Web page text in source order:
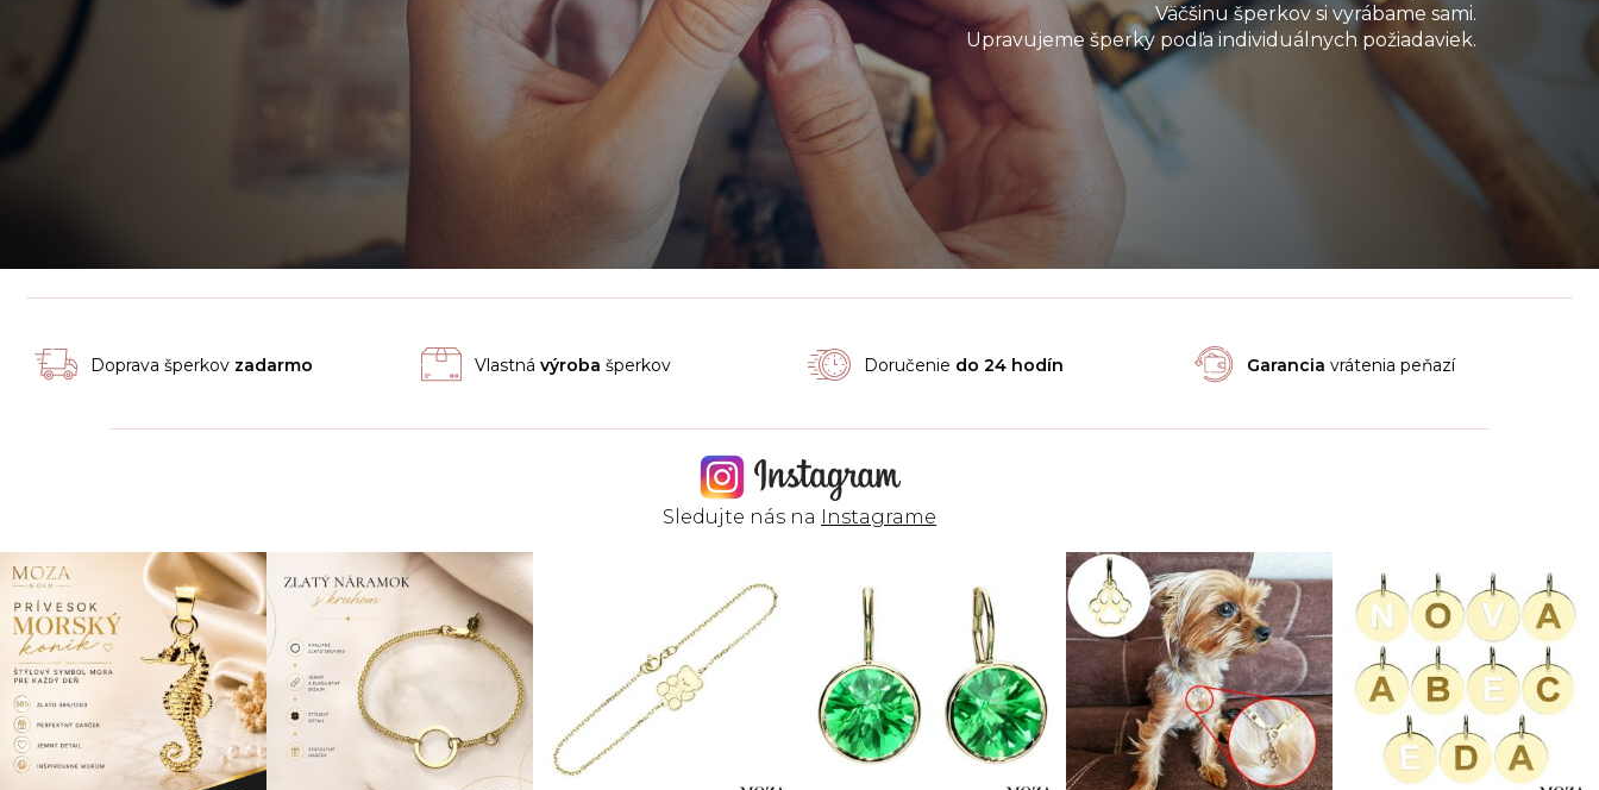
Väčšinu šperkov si vyrábame sami.
Upravujeme šperky podľa individuálnych požiadaviek.
Doprava šperkov zadarmo Vlastná výroba šperkov Doručenie do 24 hodín Garancia vrátenia peňazí
Sledujte nás na Instagrame